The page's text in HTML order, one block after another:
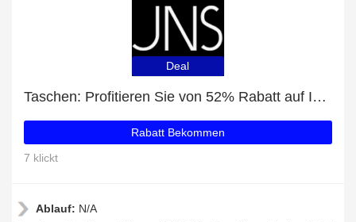
Deal
Taschen: Profitieren Sie von 52% Rabatt auf Ihren Einkauf
Rabatt Bekommen
7 klickt
Ablauf: N/A